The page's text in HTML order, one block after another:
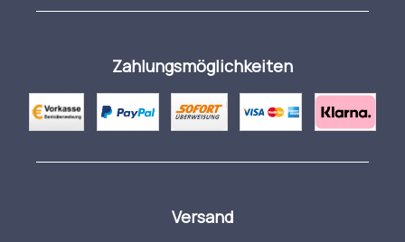
Zahlungsmöglichkeiten
Versand